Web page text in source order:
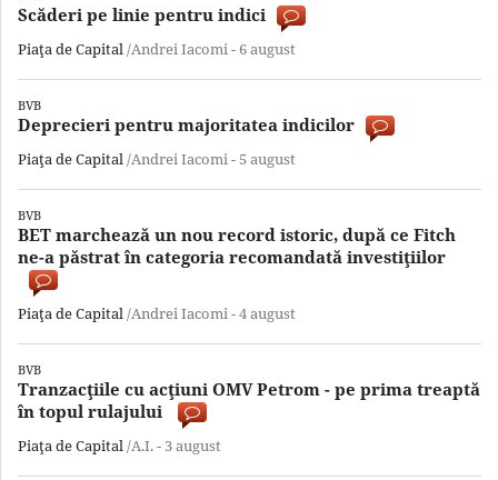
Scăderi pe linie pentru indici
Piaţa de Capital/Andrei Iacomi -6 august
BVB
Deprecieri pentru majoritatea indicilor
Piaţa de Capital/Andrei Iacomi - 5 august
BVB
BET marchează un nou record istoric, după ce Fitch
ne-a păstrat în categoria recomandată investiţiilor
Piaţa de Capital/Andrei Iacomi -4 august
BVB
Tranzacţiile cu acţiuni OMV Petrom - pe prima treaptă
în topul rulajului
Piaţa de Capital/A.I. - 3 august